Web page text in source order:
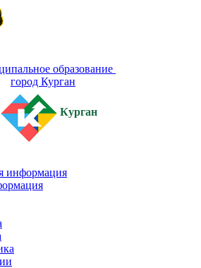
образование
город Курган
Курган
информация